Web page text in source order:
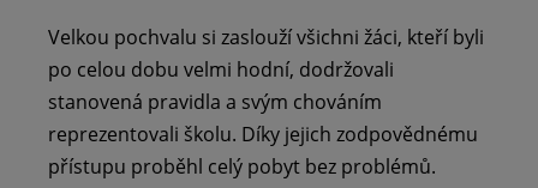
Velkou pochvalu si zaslouží všichni žáci, kteří byli
po celou dobu velmi hodní, dodržovali
stanovená pravidla a svým chováním
reprezentovali školu. Díky jejich zodpovědnému
přístupu proběhl celý pobyt bez problémů.